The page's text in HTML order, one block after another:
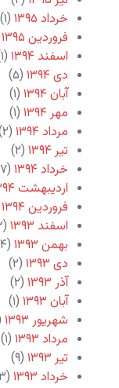
خرداد ۱۳۹۵
(۱)
فروردین ۱۳۹۵
اسفند ۱۳۹۴
(۱)
دی ۱۳۹۴
(۵)
آبان ۱۳۹۴
(۱)
مهر ۱۳۹۴
(۱)
مرداد ۱۳۹۴
(۲)
تیر ۱۳۹۴
(۲)
خرداد ۱۳۹۴
(۷)
اردیبهشت ۱۳۹۴
فروردین ۱۳۹۴
اسفند ۱۳۹۳
(۳)
بهمن ۱۳۹۳
(۴)
دی ۱۳۹۳
(۲)
آذر ۱۳۹۳
(۲)
آبان ۱۳۹۳
(۱)
شهریور ۱۳۹۳
مرداد ۱۳۹۳
(۱)
تیر ۱۳۹۳
(۹)
خرداد ۱۳۹۳
(۳)